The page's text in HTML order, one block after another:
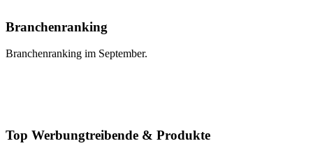
Branchenranking
Branchenranking im September.
Top Werbungtreibende & Produkte